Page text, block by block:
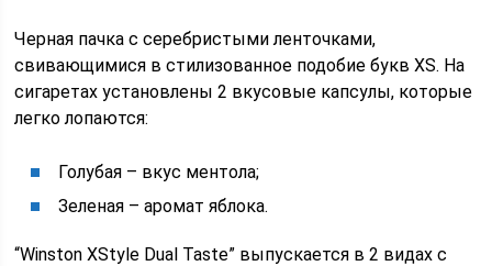
Черная пачка с серебристыми ленточками,
свивающимися в стилизованное подобие букв XS. На
сигаретах установлены 2 вкусовые капсулы, которые
легко лопаются:
Голубая – вкус ментола;
Зеленая – аромат яблока.
“Winston XStyle Dual Taste” выпускается в 2 видах с